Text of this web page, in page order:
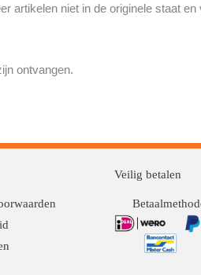
artikelen niet in de originele staat en
ontvangen.
Veilig betalen